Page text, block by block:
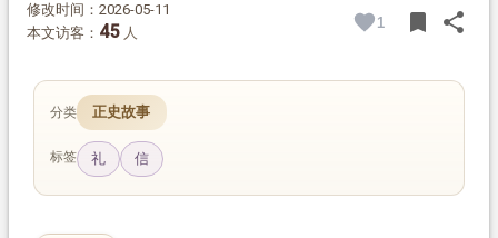
修改时间：2026-05-11
本文访客： 45 人
1 bookmark share
分类 正史故事
标签 礼 信